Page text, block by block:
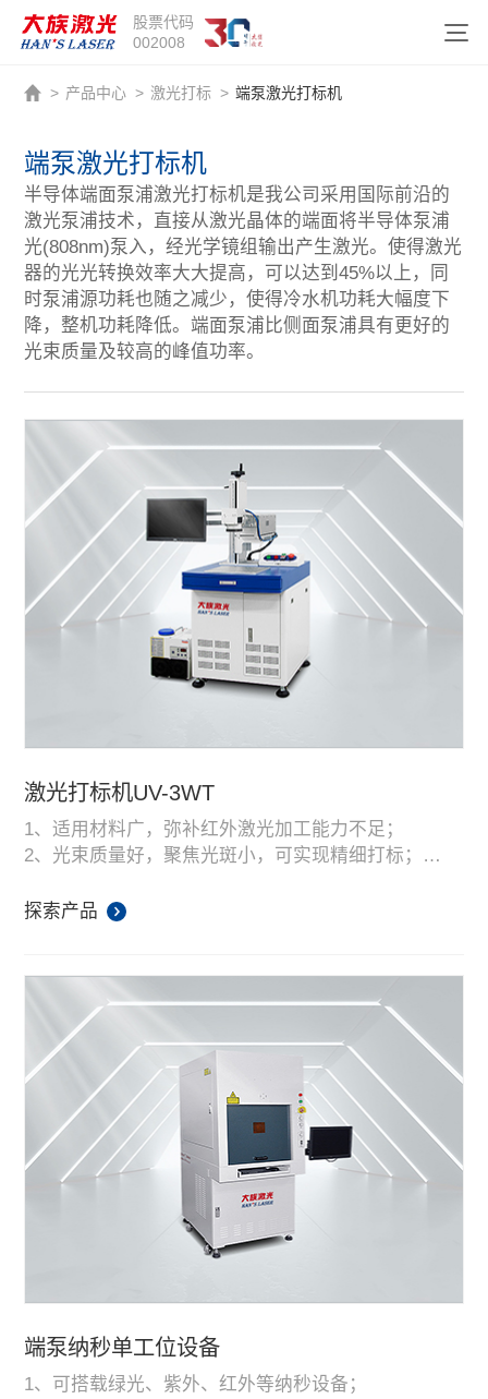
股票代码
002008
> 产品中心 > 激光打标 > 端泵激光打标机
端泵激光打标机
半导体端面泵浦激光打标机是我公司采用国际前沿的
激光泵浦技术，直接从激光晶体的端面将半导体泵浦
光(808nm)泵入，经光学镜组输出产生激光。使得激光
器的光光转换效率大大提高，可以达到45%以上，同
时泵浦源功耗也随之减少，使得冷水机功耗大幅度下
降，整机功耗降低。端面泵浦比侧面泵浦具有更好的
光束质量及较高的峰值功率。
激光打标机UV-3WT
1、适用材料广，弥补红外激光加工能力不足；
2、光束质量好，聚焦光斑小，可实现精细打标；
4、无需耗材，使用成本及维护费用低；
探索产品
端泵纳秒单工位设备
1、可搭载绿光、紫外、红外等纳秒设备；